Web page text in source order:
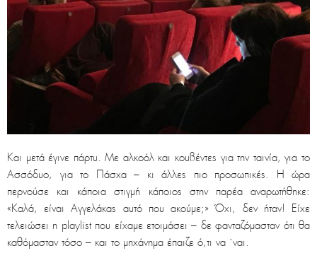
Και μετά έγινε πάρτυ. Με αλκοόλ και κουβέντες για την ταινία, για το
Ασσόδυο, για το Πάσχα – κι άλλες πιο προσωπικές. Η ώρα
περνούσε και κάποια στιγμή κάποιος στην παρέα αναρωτήθηκε:
«Καλά, είναι Αγγελάκας αυτό που ακούμε;» Όχι, δεν ήταν! Είχε
τελειώσει η playlist που είχαμε ετοιμάσει – δε φανταζόμασταν ότι θα
καθόμασταν τόσο – και το μηχάνημα έπαιζε ό,τι να `ναι.